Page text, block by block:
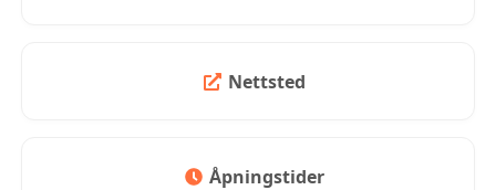
Nettsted
Åpningstider